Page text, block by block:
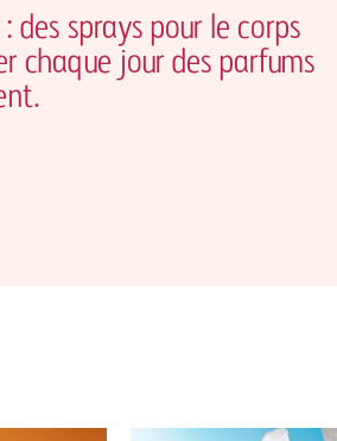
des sprays pour le corps
chaque jour des parfums